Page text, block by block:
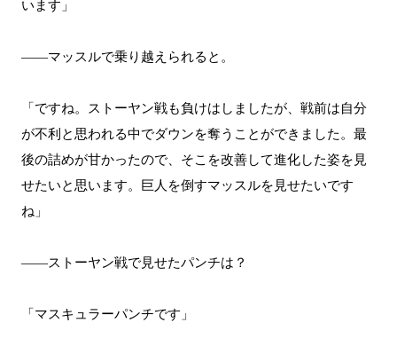
います」
――マッスルで乗り越えられると。
「ですね。ストーヤン戦も負けはしましたが、戦前は自分
が不利と思われる中でダウンを奪うことができました。最
後の詰めが甘かったので、そこを改善して進化した姿を見
せたいと思います。巨人を倒すマッスルを見せたいです
ね」
――ストーヤン戦で見せたパンチは？
「マスキュラーパンチです」